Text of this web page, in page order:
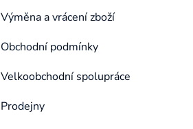
Výměna a vrácení zboží
Obchodní podmínky
Velkoobchodní spolupráce
Prodejny